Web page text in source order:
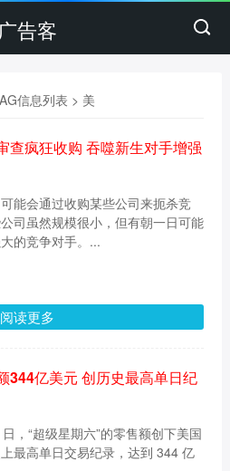
广告客
信息列表 > 美
查疯狂收购 吞噬新生对手增强
能会通过收购某些公司来扼杀竞
司虽然规模很小，但有朝一日可能
的竞争对手。...
阅读更多
344亿美元 创历史最高单日纪
，“超级星期六”的零售额创下美国
最高单日交易纪录，达到 344 亿